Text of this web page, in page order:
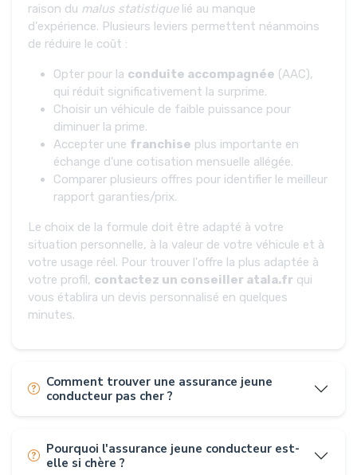
raison du malus statistiquelié au manque
d'expérience. Plusieurs leviers permettent néanmoins
de réduire le coût :
Opter pour la conduite accompagnée (AAC),
qui réduit significativement la surprime.
Choisir un véhicule de faible puissance pour
diminuer la prime.
Accepter une franchise plus importante en
échange d'une cotisation mensuelle allégée.
Comparer plusieurs offres pour identifier le meilleur
rapport garanties/prix.
Le choix de la formule doit être adapté à votre
situation personnelle, à la valeur de votre véhicule et à
votre usage réel. Pour trouver l'offre la plus adaptée à
votre profil, contactez un conseiller atala.fr qui
vous établira un devis personnalisé en quelques
minutes.
Comment trouver une assurance jeune
conducteur pas cher ?
Pourquoi l'assurance jeune conducteur est-
elle si chère ?